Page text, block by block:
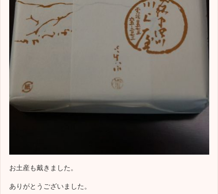
お土産も戴きました。
ありがとうございました。